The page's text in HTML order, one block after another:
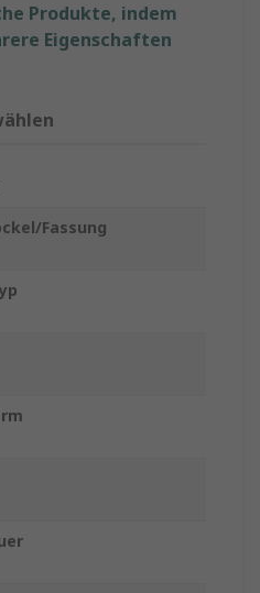
Produkte, indem
Eigenschaften
Fassung